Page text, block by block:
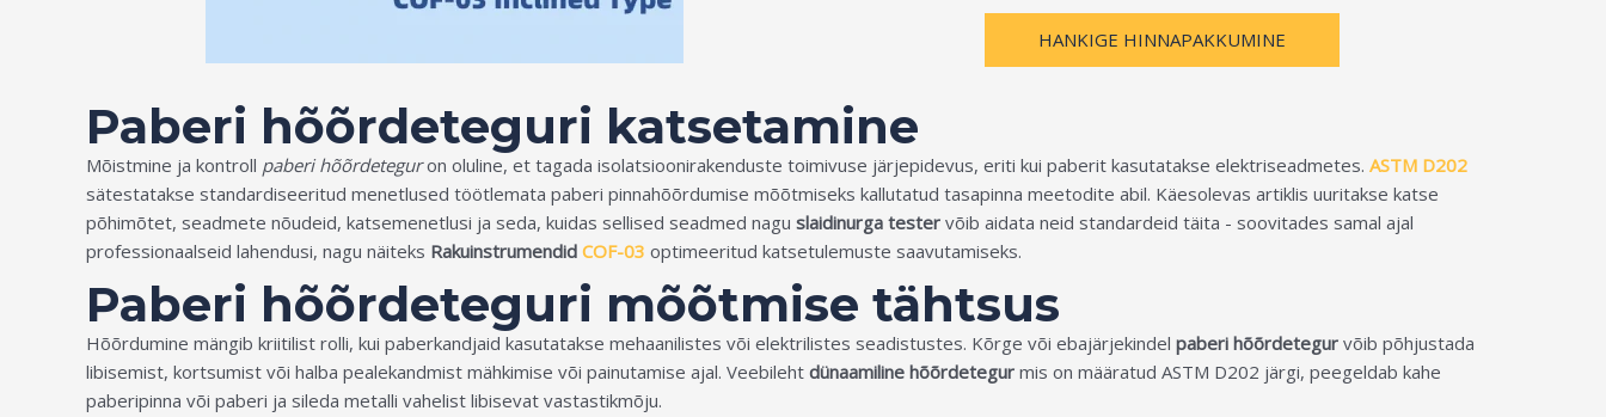
HANKIGE HINNAPAKKUMINE
Paberi hõõrdeteguri katsetamine
Mõistmine ja kontroll paberi hõõrdeteguron oluline, et tagada isolatsioonirakenduste toimivuse järjepidevus, eriti kui paberit kasutatakse elektriseadmetes. ASTM D202
sätestatakse standardiseeritud menetlused töötlemata paberi pinnahõõrdumise mõõtmiseks kallutatud tasapinna meetodite abil. Käesolevas artiklis uuritakse katse
põhimõtet, seadmete nõudeid, katsemenetlusi ja seda, kuidas sellised seadmed nagu slaidinurga tester võib aidata neid standardeid täita - soovitades samal ajal
professionaalseid lahendusi, nagu näiteks Rakuinstrumendid COF-03 optimeeritud katsetulemuste saavutamiseks.
Paberi hõõrdeteguri mõõtmise tähtsus
Hõõrdumine mängib kriitilist rolli, kui paberkandjaid kasutatakse mehaanilistes või elektrilistes seadistustes. Kõrge või ebajärjekindel paberi hõõrdetegur võib põhjustada
libisemist, kortsumist või halba pealekandmist mähkimise või painutamise ajal. Veebileht dünaamiline hõõrdetegur mis on määratud ASTM D202 järgi, peegeldab kahe
paberipinna või paberi ja sileda metalli vahelist libisevat vastastikmõju.